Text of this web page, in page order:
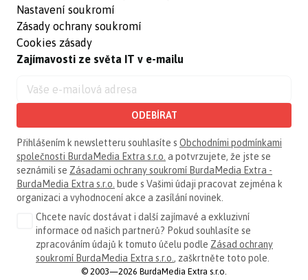
Nastavení soukromí
Zásady ochrany soukromí
Cookies zásady
Zajímavosti ze světa IT v e-mailu
ODEBÍRAT
Přihlášením k newsletteru souhlasíte s Obchodními podmínkami
společnosti BurdaMedia Extra s.r.o. a potvrzujete, že jste se
seznámili se Zásadami ochrany soukromí BurdaMedia Extra -
BurdaMedia Extra s.r.o. bude s Vašimi údaji pracovat zejména k
organizaci a vyhodnocení akce a zasílání novinek.
Chcete navíc dostávat i další zajímavé a exkluzivní
informace od našich partnerů? Pokud souhlasíte se
zpracováním údajů k tomuto účelu podle Zásad ochrany
soukromí BurdaMedia Extra s.r.o. , zaškrtněte toto pole.
© 2003—2026 BurdaMedia Extra s.r.o.